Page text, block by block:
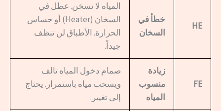
HE
خطأ في
السخان
المياه لا تسخن. عطل في
السخان (Heater) أو حساس
الحرارة. الأطباق لن تنظف
جيداً.
FE
زيادة
منسوب
المياه
صمام دخول المياه تالف
ويسحب مياه باستمرار. يحتاج
إلى تغيير.